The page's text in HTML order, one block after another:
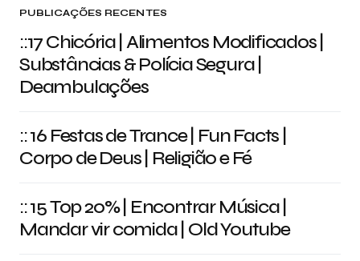
PUBLICAÇÕES RECENTES
::17 Chicória | Alimentos Modificados |
Substâncias & Polícia Segura |
Deambulações
:: 16 Festas de Trance | Fun Facts |
Corpo de Deus | Religião e Fé
:: 15 Top 20% | Encontrar Música |
Mandar vir comida | Old Youtube